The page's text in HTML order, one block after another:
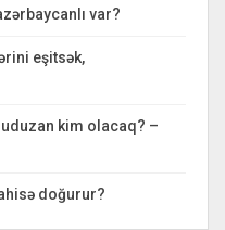
var?
eşitsək,
kim olacaq? –
doğurur?